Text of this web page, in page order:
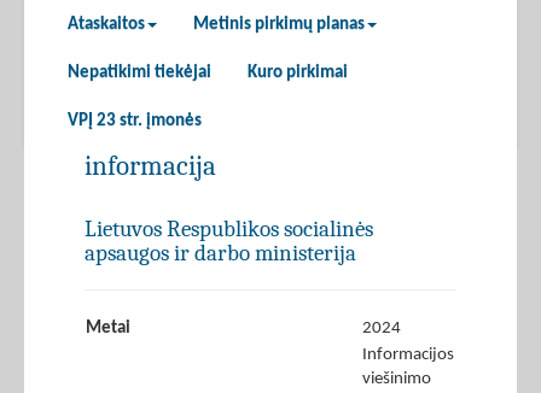
Ataskaitos Metinis pirkimų planas
Nepatikimi tiekėjai Kuro pirkimai
VPĮ 23 str. įmonės
informacija
Lietuvos Respublikos socialinės
apsaugos ir darbo ministerija
Metai 2024
Informacijos
viešinimo